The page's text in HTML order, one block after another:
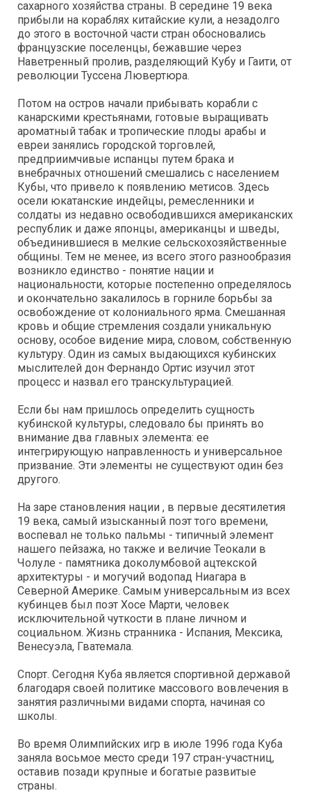
сахарного хозяйства страны. В середине 19 века
прибыли на кораблях китайские кули, а незадолго
до этого в восточной части стран обосновались
французские поселенцы, бежавшие через
Наветренный пролив, разделяющий Кубу и Гаити, от
революции Туссена Лювертюра.
Потом на остров начали прибывать корабли с
канарскими крестьянами, готовые выращивать
ароматный табак и тропические плоды арабы и
евреи занялись городской торговлей,
предприимчивые испанцы путем брака и
внебрачных отношений смешались с населением
Кубы, что привело к появлению метисов. Здесь
осели юкатанские индейцы, ремесленники и
солдаты из недавно освободившихся американских
республик и даже японцы, американцы и шведы,
объединившиеся в мелкие сельскохозяйственные
общины. Тем не менее, из всего этого разнообразия
возникло единство - понятие нации и
национальности, которые постепенно определялось
и окончательно закалилось в горниле борьбы за
освобождение от колониального ярма. Смешанная
кровь и общие стремления создали уникальную
основу, особое видение мира, словом, собственную
культуру. Один из самых выдающихся кубинских
мыслителей дон Фернандо Ортис изучил этот
процесс и назвал его транскультурацией.
Если бы нам пришлось определить сущность
кубинской культуры, следовало бы принять во
внимание два главных элемента: ее
интегрирующую направленность и универсальное
призвание. Эти элементы не существуют один без
другого.
На заре становления нации , в первые десятилетия
19 века, самый изысканный поэт того времени,
воспевал не только пальмы - типичный элемент
нашего пейзажа, но также и величие Теокали в
Чолуле - памятника доколумбовой ацтекской
архитектуры - и могучий водопад Ниагара в
Северной Америке. Самым универсальным из всех
кубинцев был поэт Хосе Марти, человек
исключительной чуткости в плане личном и
социальном. Жизнь странника - Испания, Мексика,
Венесуэла, Гватемала.
Спорт. Сегодня Куба является спортивной державой
благодаря своей политике массового вовлечения в
занятия различными видами спорта, начиная со
школы.
Во время Олимпийских игр в июле 1996 года Куба
заняла восьмое место среди 197 стран-участниц,
оставив позади крупные и богатые развитые
страны.